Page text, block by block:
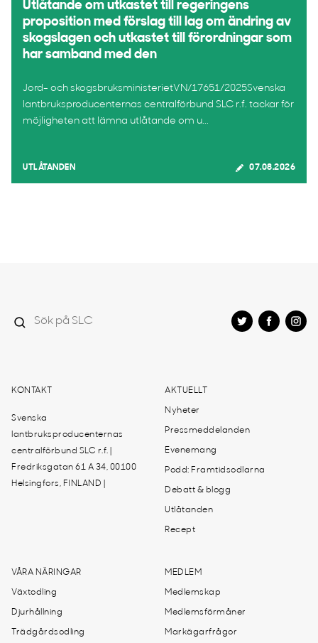
Utlåtande om utkastet till regeringens
proposition med förslag till lag om ändring av
skogslagen och utkastet till förordningar som
har samband med den
Jord- och skogsbruksministerietVN/17651/2025Svenska
lantbruksproducenternas centralförbund SLC r.f. tackar för
möjligheten att lämna utlåtande om u...
UTLÅTANDEN 07.08.2026
KONTAKT
Svenska
lantbruksproducenternas
centralförbund SLC r.f. |
Fredriksgatan 61 A 34, 00100
Helsingfors, FINLAND |
AKTUELLT
Nyheter
Pressmeddelanden
Evenemang
Podd: Framtidsodlarna
Debatt & blogg
Utlåtanden
Recept
VÅRA NÄRINGAR
Växtodling
Djurhållning
Trädgårdsodling
MEDLEM
Medlemskap
Medlemsförmåner
Markägarfrågor